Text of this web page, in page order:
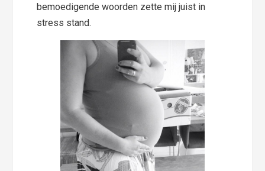
bemoedigende woorden zette mij juist in
stress stand.